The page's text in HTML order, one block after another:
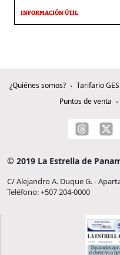
INFORMACIÓN ÚTIL
¿Quiénes somos? Tarifario
Puntos de venta
© 2019 La Estrella de
C/ Alejandro A. Duque G. -
Teléfono: +507 204-0000